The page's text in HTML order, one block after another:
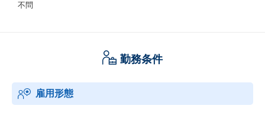
不問
勤務条件
雇用形態